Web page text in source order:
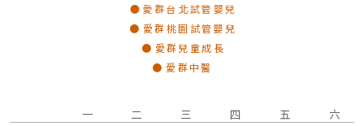
愛群台北試管嬰兒
愛群桃園試管嬰兒
愛群兒童成長
愛群中醫
一 二 三 四 五 六